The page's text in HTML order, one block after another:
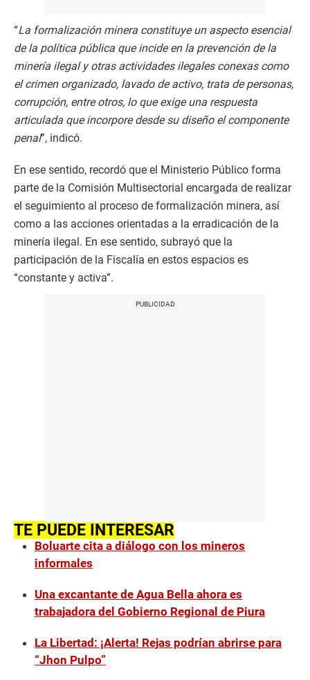
“La formalización minera constituye un aspecto esencial
de la política pública que incide en la prevención de la
minería ilegal y otras actividades ilegales conexas como
el crimen organizado, lavado de activo, trata de personas,
corrupción, entre otros, lo que exige una respuesta
articulada que incorpore desde su diseño el componente
penal”, indicó.
En ese sentido, recordó que el Ministerio Público forma
parte de la Comisión Multisectorial encargada de realizar
el seguimiento al proceso de formalización minera, así
como a las acciones orientadas a la erradicación de la
minería ilegal. En ese sentido, subrayó que la
participación de la Fiscalía en estos espacios es
“constante y activa”.
TE PUEDE INTERESAR
Boluarte cita a diálogo con los mineros
informales
Una excantante de Agua Bella ahora es
trabajadora del Gobierno Regional de Piura
La Libertad: ¡Alerta! Rejas podrían abrirse para
“Jhon Pulpo”